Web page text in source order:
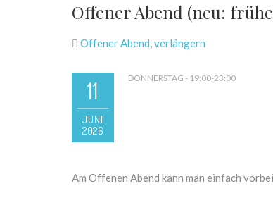
Offener Abend (neu:
Offener Abend,verlängern
11
JUNI
2026
DONNERSTAG - 19:00-23:00
Am Offenen Abend kann man einfach